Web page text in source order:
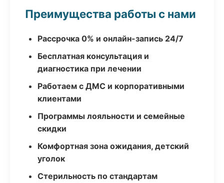
Преимущества работы с нами
Рассрочка 0% и онлайн-запись 24/7
Бесплатная консультация и
диагностика при лечении
Работаем с ДМС и корпоративными
клиентами
Программы лояльности и семейные
скидки
Комфортная зона ожидания, детский
уголок
Стерильность по стандартам